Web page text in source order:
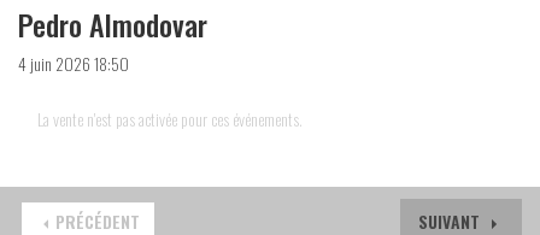
Pedro Almodovar
4 juin 2026 18:50
La vente n'est pas activée pour ces événements.
SUIVANT
PRÉCÉDENT